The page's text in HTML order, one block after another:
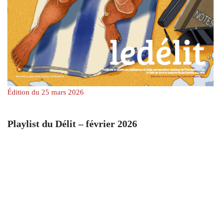
Édition du 25 mars 2026
Playlist du Délit – février 2026